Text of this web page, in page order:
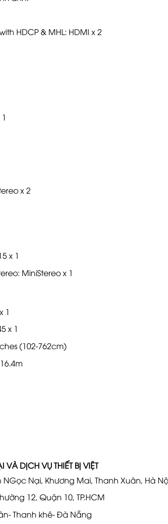
HDCP & MHL: HDMI x 2
x 2
x 1
MiniStereo x 1
1
x 1
(102-762cm)
DỊCH VỤ THIẾT BỊ VIỆT
NGọc Nại, Khương Mai, Thanh Xuân, Hà
12, Quận 10, TP.HCM
Thanh khê- Đà Nẵng